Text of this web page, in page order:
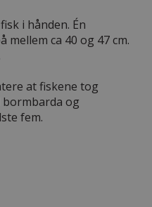
i hånden. Én
mellem ca 40 og 47 cm.
at fiskene tog
og
fem.